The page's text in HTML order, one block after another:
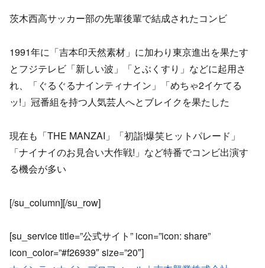
茨木西高サッカー部の先輩後輩で結成されたコンビ
1991年に「吉本印天然素材」に加わり東京進出を果たす
とフジテレビ「新しい波」「とぶくすり」などに起用さ
れ、「ぐるぐるナインティナイン」「めちゃ2イケてる
ッ!」冠番組を持つ人気芸人へとブレイクを果たした
現在も「THE MANZAI」「初詣!爆笑ヒットパレード」
「ナイナイのお見合い大作戦!」など特番でコンビ出演す
る機会が多い
[/su_column][/su_row]
[su_service title=”公式サイト” icon=”icon: share”
icon_color=”#f26939″ size=”20″]